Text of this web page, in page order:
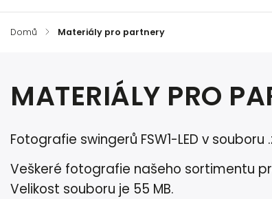
Domů / Materiály pro partnery
MATERIÁLY PRO
Fotografie swingerů FSW1-LED v
Veškeré fotografie našeho sortimentu
Velikost souboru je 55 MB.